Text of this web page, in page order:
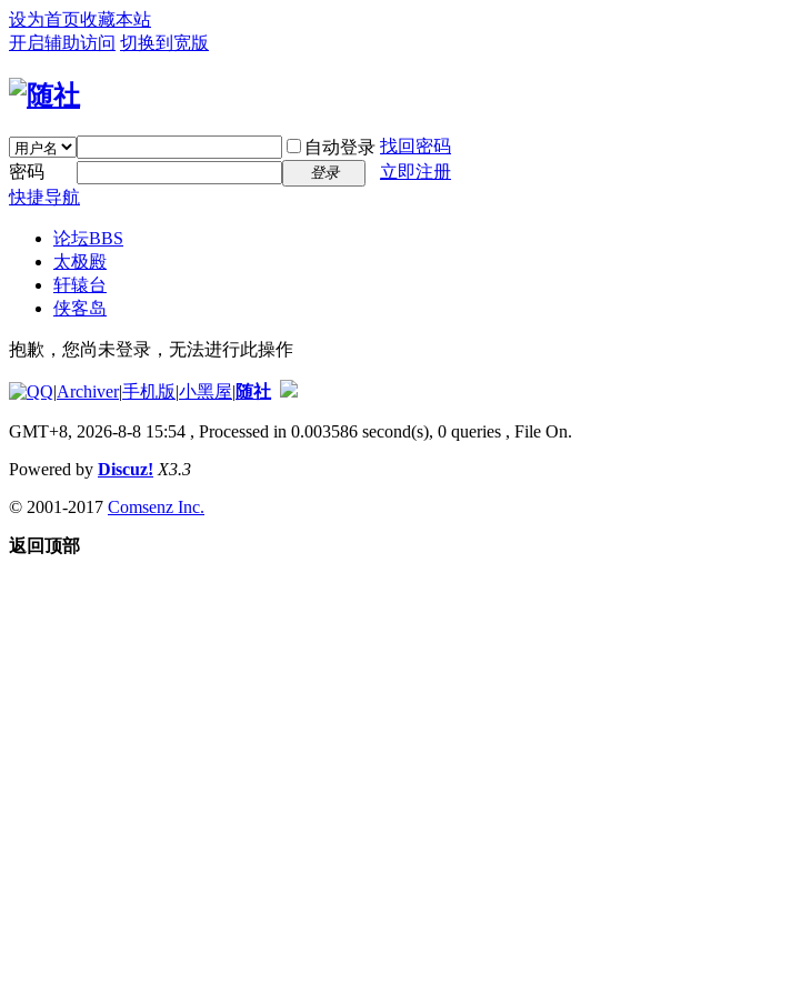
设为首页收藏本站
开启辅助访问 切换到宽版
自动登录 找回密码
密码
登录
立即注册
快捷导航
论坛BBS
太极殿
轩辕台
侠客岛
抱歉，您尚未登录，无法进行此操作
|Archiver|手机版|小黑屋|随社
GMT+8, 2026-8-8 15:54 , Processed in 0.003586 second(s), 0 queries , File On.
Powered by Discuz! X3.3
© 2001-2017 Comsenz Inc.
返回顶部